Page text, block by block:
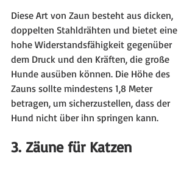
Diese Art von Zaun besteht aus dicken,
doppelten Stahldrähten und bietet eine
hohe Widerstandsfähigkeit gegenüber
dem Druck und den Kräften, die große
Hunde ausüben können. Die Höhe des
Zauns sollte mindestens 1,8 Meter
betragen, um sicherzustellen, dass der
Hund nicht über ihn springen kann.
3. Zäune für Katzen